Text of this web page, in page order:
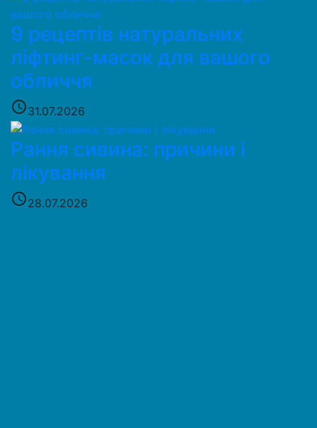
9 рецептів натуральних
ліфтинг-масок для вашого
обличчя
access_time31.07.2026
Рання сивина: причини і
лікування
access_time28.07.2026